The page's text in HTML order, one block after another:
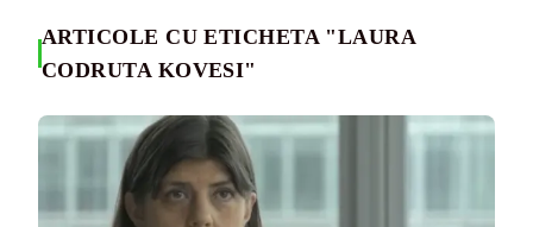
ARTICOLE CU ETICHETA "LAURA
CODRUTA KOVESI"